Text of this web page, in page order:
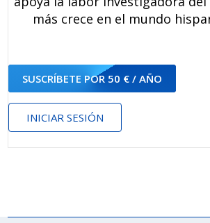
más crece en el mundo
SUSCRÍBETE POR 50 € / AÑO
INICIAR SESIÓN